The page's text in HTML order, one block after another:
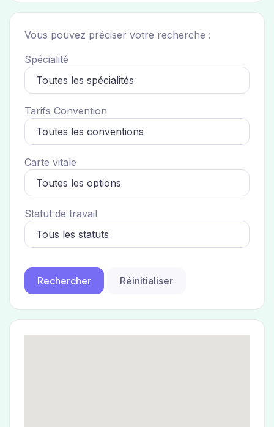
Vous pouvez préciser votre recherche :
Spécialité
Tarifs Convention
Carte vitale
Statut de travail
Réinitialiser